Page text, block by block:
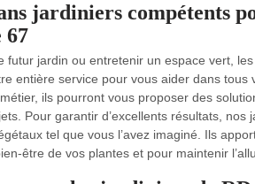
jardiniers compétents
67
futur jardin ou entretenir un espace vert,
entière service pour vous aider dans tous
ils pourront vous proposer des
Pour garantir d’excellents résultats, nos
tel que vous l’avez imaginé. Ils
être de vos plantes et pour maintenir